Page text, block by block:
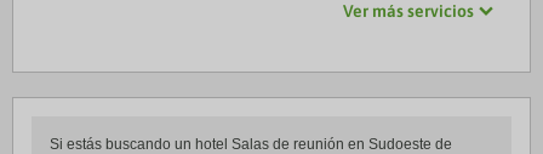
Ver más servicios
Si estás buscando un hotel Salas de reunión en Sudoeste de